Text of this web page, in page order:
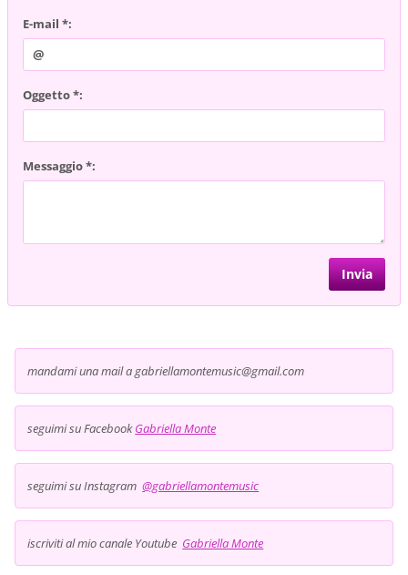
E-mail *:
Oggetto *:
Messaggio *:
mandami una mail a gabriellamontemusic@gmail.com
seguimi su FacebookGabriella Monte
seguimi su Instagram@gabriellamontemusic
iscriviti al mio canale Youtube Gabriella Monte